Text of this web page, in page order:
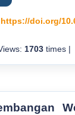
https://doi.org/
1703times |